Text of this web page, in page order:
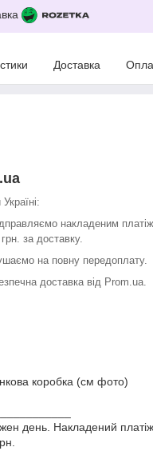
Доставка
накладеним
за доставку.
на повну передоплату.
доставка від Prom.ua.
коробка (см фото)
день. Накладений платіж